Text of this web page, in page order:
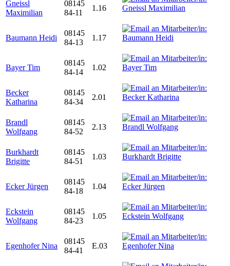
Gneissl
Maximilian
08145
84-11
1.16
Baumann Heidi
08145
84-13
1.17
Bayer Tim
08145
84-14
1.02
Becker
Katharina
08145
84-34
2.01
Brandl
Wolfgang
08145
84-52
2.13
Burkhardt
Brigitte
08145
84-51
1.03
Ecker Jürgen
08145
84-18
1.04
Eckstein
Wolfgang
08145
84-23
1.05
Egenhofer Nina
08145
84-41
E.03